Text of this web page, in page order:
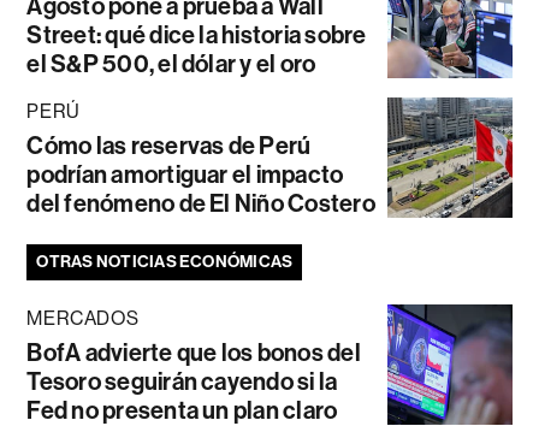
Street: qué dice la historia sobre
el S&P 500, el dólar y el oro
PERÚ
Cómo las reservas de Perú
podrían amortiguar el impacto
del fenómeno de El Niño Costero
OTRAS NOTICIAS ECONÓMICAS
MERCADOS
BofA advierte que los bonos del
Tesoro seguirán cayendo si la
Fed no presenta un plan claro